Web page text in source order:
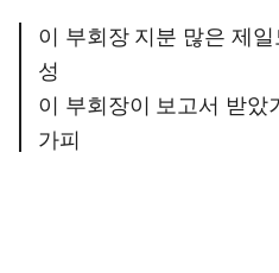
이 부회장 지분 많은 제
성
이 부회장이 보고서 받았
가피